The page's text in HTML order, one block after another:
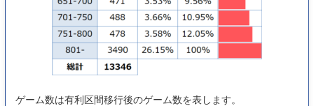
ゲーム数は有利区間移行後のゲーム数を表します。